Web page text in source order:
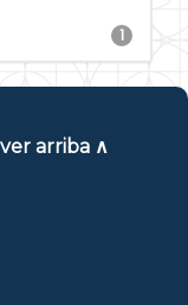
1
arriba ∧